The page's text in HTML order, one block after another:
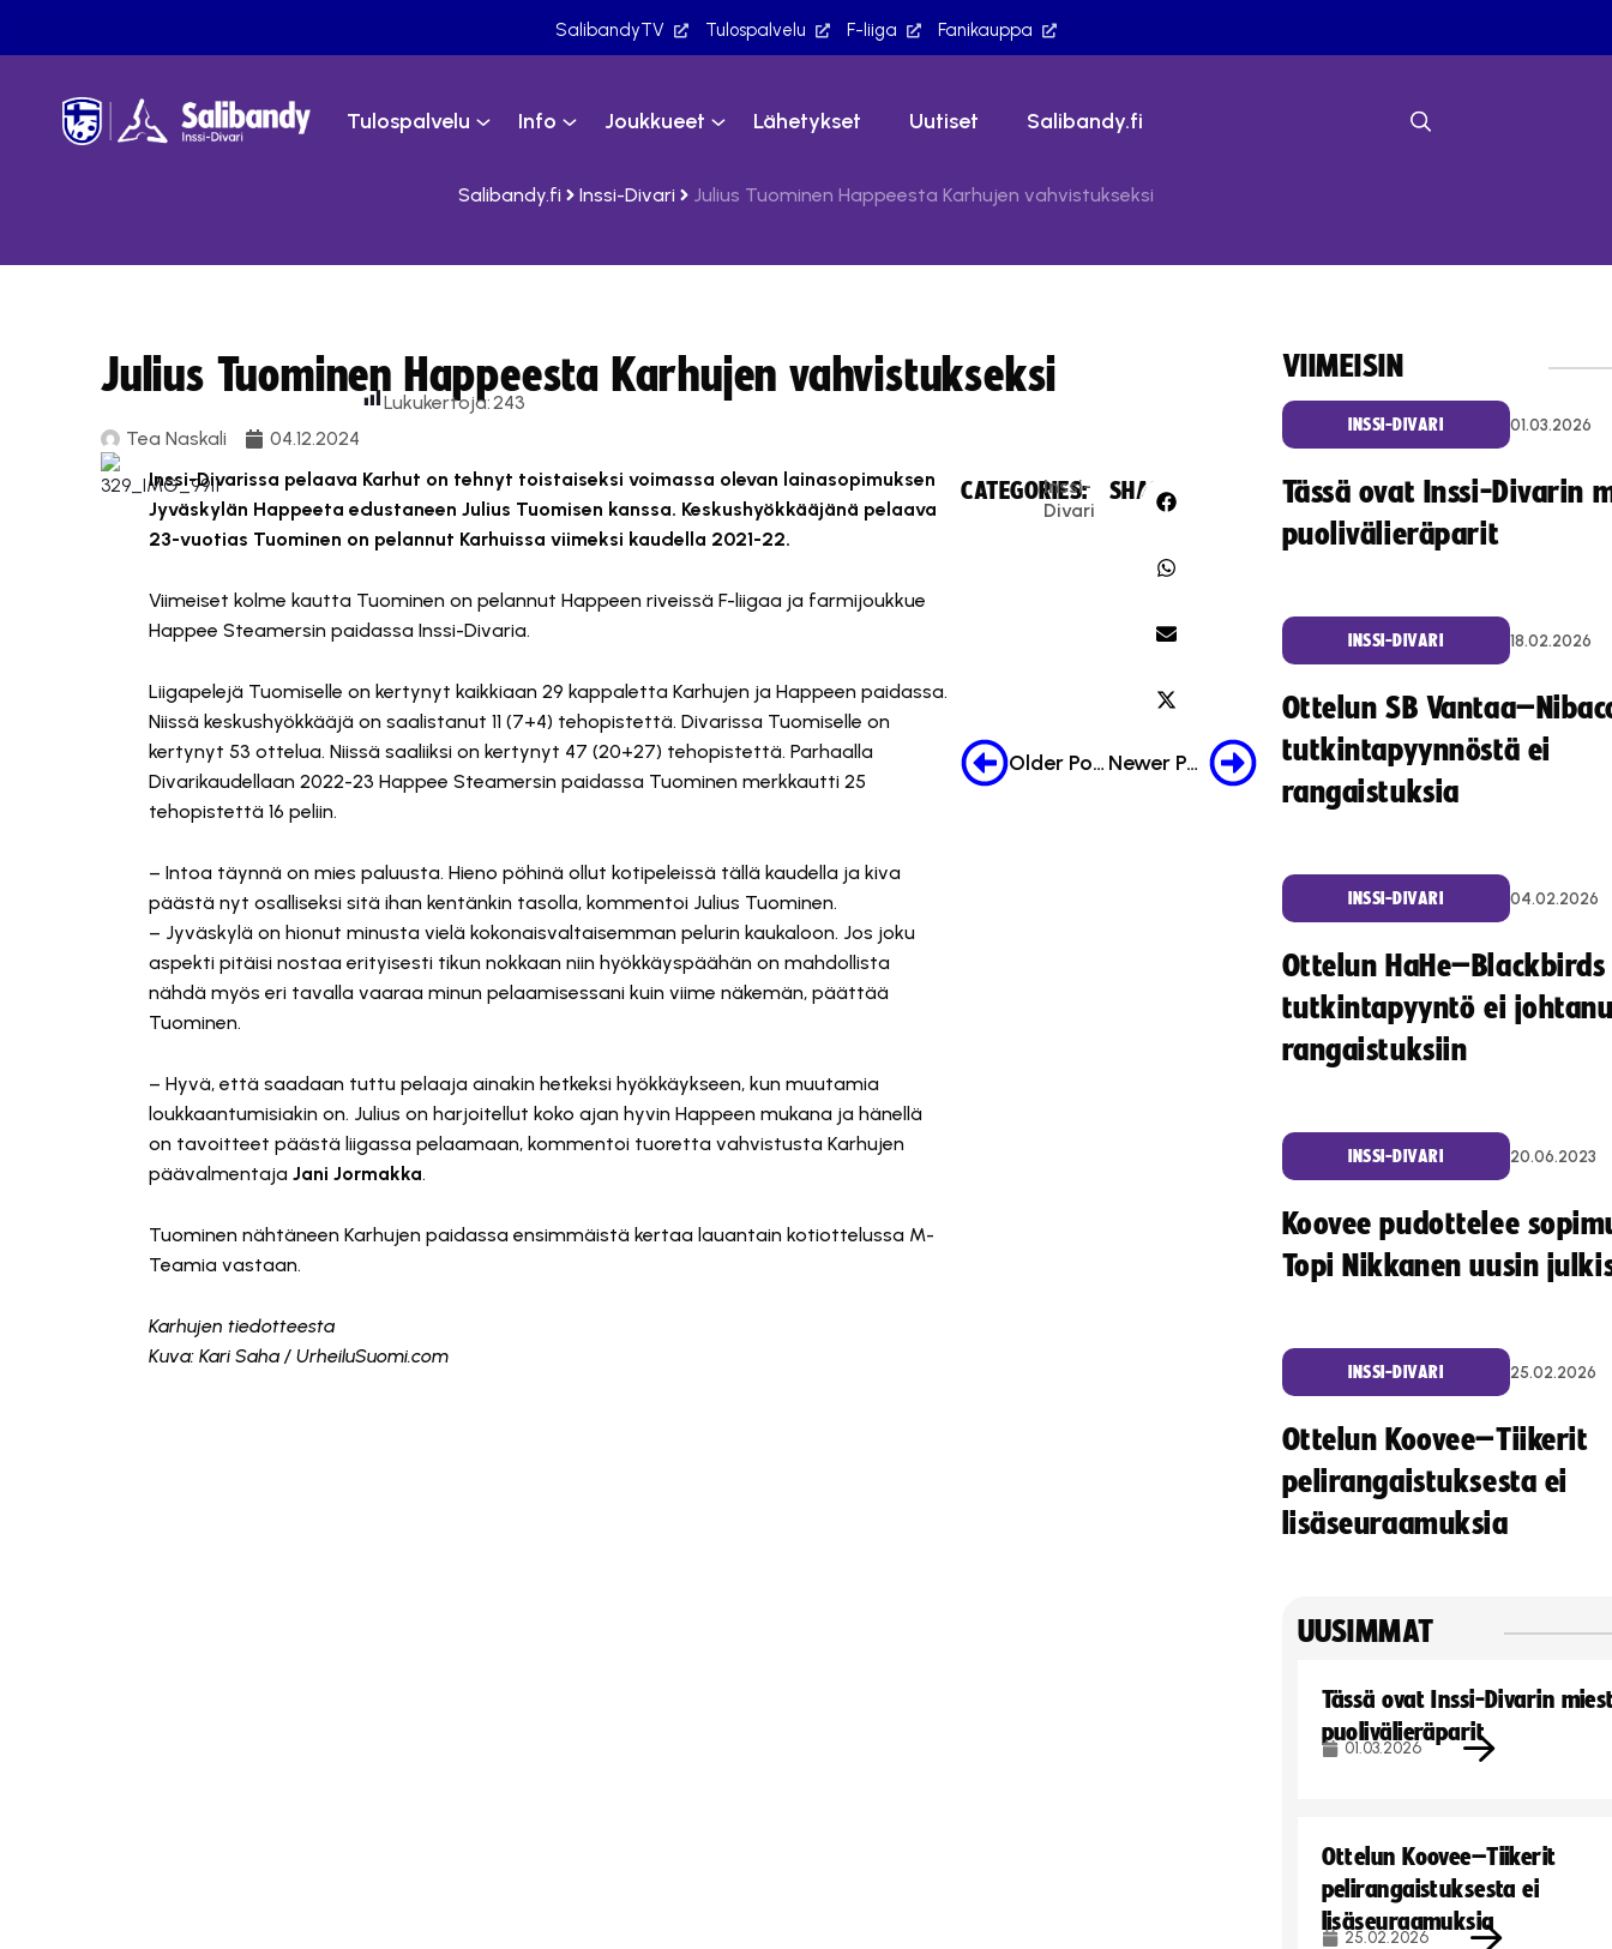
SalibandyTV Tulospalvelu F-liiga Fanikauppa
Tulospalvelu Info Joukkueet Lähetykset Uutiset Salibandy.fi
Salibandy.fi Inssi-Divari Julius Tuominen Happeesta Karhujen vahvistukseksi
Julius Tuominen Happeesta Karhujen vahvistukseksi
Tea Naskali 04.12.2024
Lukukertoja:243
Inssi-Divarissa pelaava Karhut on tehnyt toistaiseksi voimassa olevan lainasopimuksen
Jyväskylän Happeeta edustaneen Julius Tuomisen kanssa. Keskushyökkääjänä pelaava
23-vuotias Tuominen on pelannut Karhuissa viimeksi kaudella 2021-22.
Viimeiset kolme kautta Tuominen on pelannut Happeen riveissä F-liigaa ja farmijoukkue
Happee Steamersin paidassa Inssi-Divaria.
Liigapelejä Tuomiselle on kertynyt kaikkiaan 29 kappaletta Karhujen ja Happeen paidassa.
Niissä keskushyökkääjä on saalistanut 11 (7+4) tehopistettä. Divarissa Tuomiselle on
kertynyt 53 ottelua. Niissä saaliiksi on kertynyt 47 (20+27) tehopistettä. Parhaalla
Divarikaudellaan 2022-23 Happee Steamersin paidassa Tuominen merkkautti 25
tehopistettä 16 peliin.
– Intoa täynnä on mies paluusta. Hieno pöhinä ollut kotipeleissä tällä kaudella ja kiva
päästä nyt osalliseksi sitä ihan kentänkin tasolla, kommentoi Julius Tuominen.
– Jyväskylä on hionut minusta vielä kokonaisvaltaisemman pelurin kaukaloon. Jos joku
aspekti pitäisi nostaa erityisesti tikun nokkaan niin hyökkäyspäähän on mahdollista
nähdä myös eri tavalla vaaraa minun pelaamisessani kuin viime näkemän, päättää
Tuominen.
– Hyvä, että saadaan tuttu pelaaja ainakin hetkeksi hyökkäykseen, kun muutamia
loukkaantumisiakin on. Julius on harjoitellut koko ajan hyvin Happeen mukana ja hänellä
on tavoitteet päästä liigassa pelaamaan, kommentoi tuoretta vahvistusta Karhujen
päävalmentaja Jani Jormakka.
Tuominen nähtäneen Karhujen paidassa ensimmäistä kertaa lauantain kotiottelussa M-
Teamia vastaan.
Karhujen tiedotteesta
Kuva: Kari Saha / UrheiluSuomi.com
CATEGORIES:
Inssi-
Divari
SHARE:
Older Post Newer Post
VIIMEISIN
INSSI-DIVARI 01.03.2026
Tässä ovat Inssi-Divarin
puolivälieräparit
INSSI-DIVARI 18.02.2026
Ottelun SB
tutkintapyynnöstä ei
rangaistuksia
INSSI-DIVARI 04.02.2026
Ottelun HaHe–Blackbirds
tutkintapyyntö ei
rangaistuksiin
INSSI-DIVARI 20.06.2023
Koovee pudottelee
Topi Nikkanen uusin
INSSI-DIVARI 25.02.2026
Ottelun Koovee–Tiikerit
pelirangaistuksesta ei
lisäseuraamuksia
UUSIMMAT
Tässä ovat Inssi-Divarin
puolivälieräparit
01.03.2026
Ottelun Koovee–Tiikerit
pelirangaistuksesta ei
lisäseuraamuksia
25.02.2026